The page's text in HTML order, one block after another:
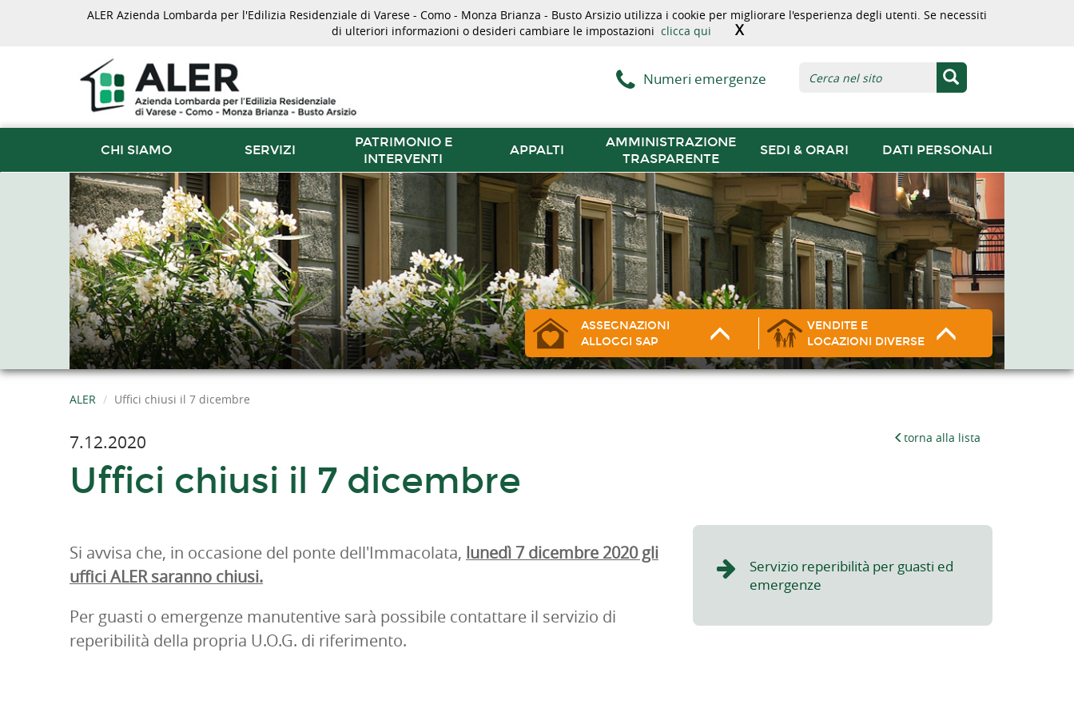
ALER Azienda Lombarda per l'Edilizia Residenziale di Varese - Como - Monza Brianza - Busto Arsizio utilizza i cookie per migliorare l'esperienza degli utenti. Se necessiti
di ulteriori informazioni o desideri cambiare le impostazioni clicca qui X
Numeri emergenze
CHI SIAMO SERVIZI
PATRIMONIO E
INTERVENTI
APPALTI
AMMINISTRAZIONE
TRASPARENTE
SEDI & ORARI DATI PERSONALI
ASSEGNAZIONI
ALLOGGI SAP
VENDITE E
LOCAZIONI DIVERSE
ALER Uffici chiusi il 7 dicembre
7.12.2020 torna alla lista
Uffici chiusi il 7 dicembre
Si avvisa che, in occasione del ponte dell'Immacolata, lunedì 7 dicembre 2020 gli
uffici ALER saranno chiusi.
Per guasti o emergenze manutentive sarà possibile contattare il servizio di
reperibilità della propria U.O.G. di riferimento.
Servizio reperibilità per guasti ed
emergenze